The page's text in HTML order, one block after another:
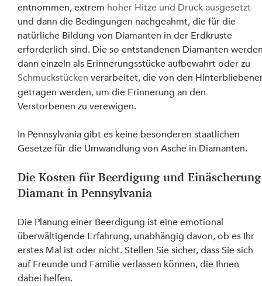
entnommen, extrem hoher Hitze und Druck ausgesetzt
und dann die Bedingungen nachgeahmt, die für die
natürliche Bildung von Diamanten in der Erdkruste
erforderlich sind. Die so entstandenen Diamanten
dann einzeln als Erinnerungsstücke aufbewahrt oder zu
Schmuckstücken verarbeitet, die von den
getragen werden, um die Erinnerung an den
Verstorbenen zu verewigen.
In Pennsylvania gibt es keine besonderen staatlichen
Gesetze für die Umwandlung von Asche in Diamanten.
Die Kosten für Beerdigung und
Diamant in Pennsylvania
Die Planung einer Beerdigung ist eine emotional
überwältigende Erfahrung, unabhängig davon, ob es Ihr
erstes Mal ist oder nicht. Stellen Sie sicher, dass Sie sich
auf Freunde und Familie verlassen können, die Ihnen
dabei helfen.